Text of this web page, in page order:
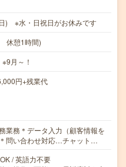
) ※水・日祝日がお休みです
休憩1時間)
月～！
円+残業代
業務＊データ入力（顧客情報を
問い合わせ対応…チャット…
/ 英語力不要